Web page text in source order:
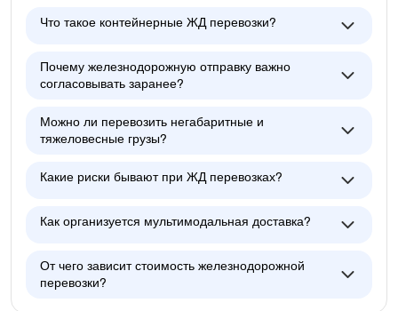
Что такое контейнерные ЖД перевозки?
Почему железнодорожную отправку важно
согласовывать заранее?
Можно ли перевозить негабаритные и
тяжеловесные грузы?
Какие риски бывают при ЖД перевозках?
Как организуется мультимодальная доставка?
От чего зависит стоимость железнодорожной
перевозки?